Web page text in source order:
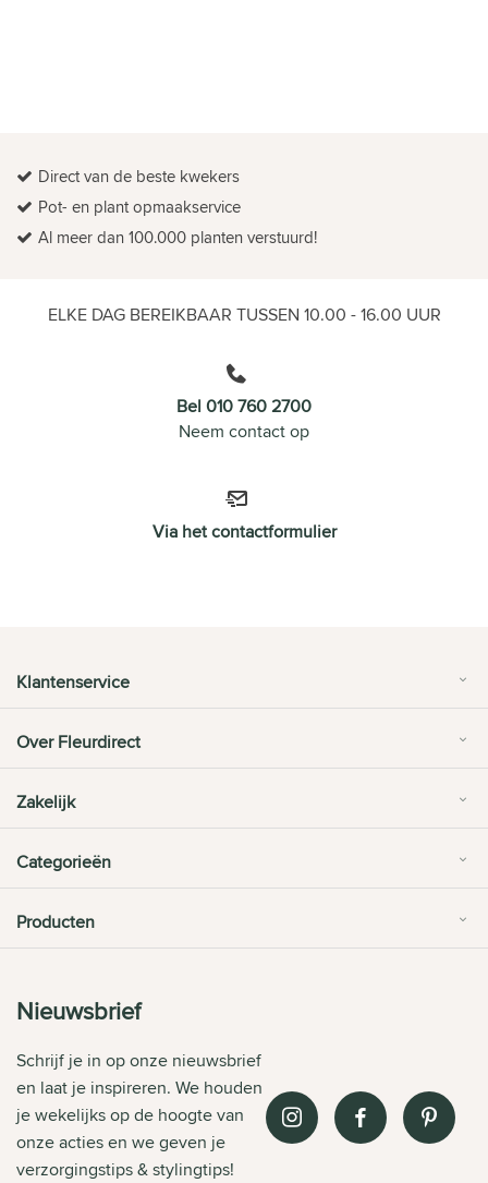
Direct van de beste kwekers
Pot- en plant opmaakservice
Al meer dan 100.000 planten verstuurd!
ELKE DAG BEREIKBAAR TUSSEN 10.00 - 16.00 UUR
Bel 010 760 2700
Neem contact op
Via het contactformulier
Klantenservice
Over Fleurdirect
Zakelijk
Categorieën
Producten
Nieuwsbrief
Schrijf je in op onze nieuwsbrief
en laat je inspireren. We houden
je wekelijks op de hoogte van
onze acties en we geven je
verzorgingstips & stylingtips!